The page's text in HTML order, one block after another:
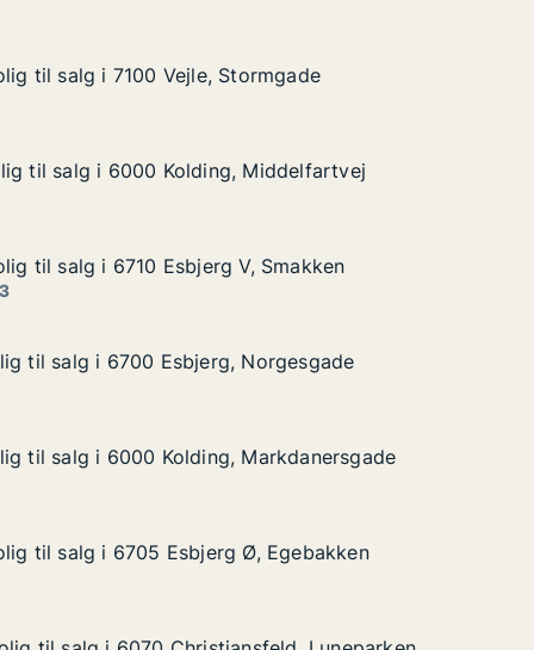
7100 Vejle, Stormgade
til salg i 7100 Vejle, Stormgade
til salg i 7100 Vejle, Stormgade
6000 Kolding, Middelfartvej
til salg i 6000 Kolding, Middelfartvej
til salg i 6000 Kolding, Middelfartvej
6710 Esbjerg V, Smakken
til salg i 6710 Esbjerg V, Smakken
til salg i 6710 Esbjerg V, Smakken
Esbjerg, Norgesgade
til salg i 6700 Esbjerg, Norgesgade
til salg i 6700 Esbjerg, Norgesgade
Kolding, Markdanersgade
til salg i 6000 Kolding, Markdanersgade
til salg i 6000 Kolding, Markdanersgade
6705 Esbjerg Ø, Egebakken
til salg i 6705 Esbjerg Ø, Egebakken
til salg i 6705 Esbjerg Ø, Egebakken